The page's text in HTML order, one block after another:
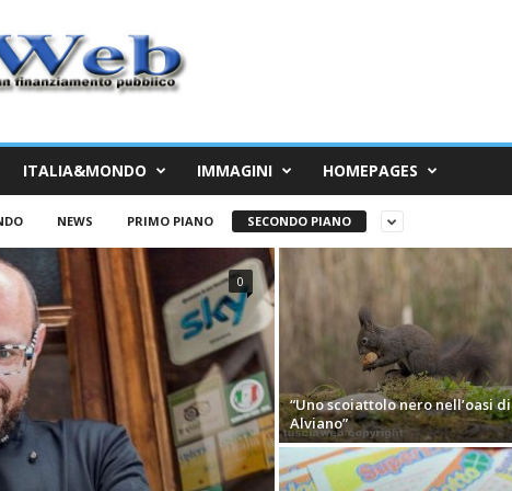
ITALIA&MONDO IMMAGINI HOMEPAGES
NEWS PRIMO PIANO SECONDO PIANO
0
“Uno scoiattolo nero nell’oasi di
Alviano”